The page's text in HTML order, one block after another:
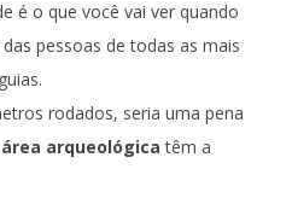
é o que você vai ver quando
pessoas de todas as mais
rodados, seria uma pena
área arqueológica têm a